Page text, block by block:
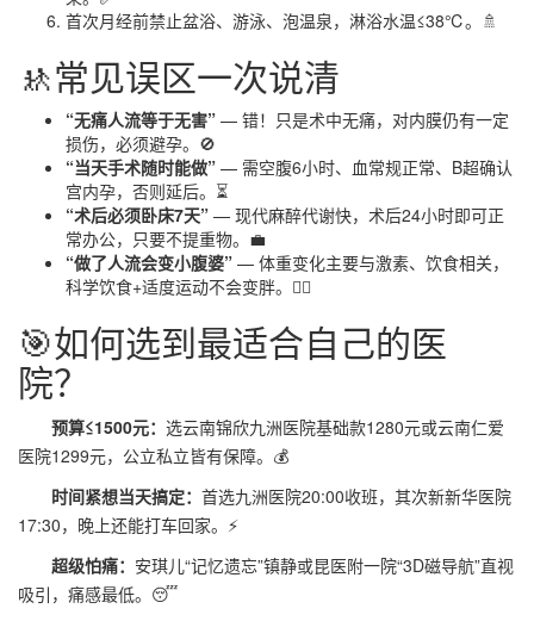
首次月经前禁止盆浴、游泳、泡温泉，淋浴水温≤38℃。🚿
🚸常见误区一次说清
“无痛人流等于无害” — 错！只是术中无痛，对内膜仍有一定
损伤，必须避孕。🚫
“当天手术随时能做” — 需空腹6小时、血常规正常、B超确认
宫内孕，否则延后。⏳
“术后必须卧床7天” — 现代麻醉代谢快，术后24小时即可正
常办公，只要不提重物。💼
“做了人流会变小腹婆” — 体重变化主要与激素、饮食相关，
科学饮食+适度运动不会变胖。🏃‍♀️
🎯如何选到最适合自己的医
院？
预算≤1500元： 选云南锦欣九洲医院基础款1280元或云南仁爱
医院1299元，公立私立皆有保障。💰
时间紧想当天搞定： 首选九洲医院20:00收班，其次新新华医院
17:30，晚上还能打车回家。⚡
超级怕痛： 安琪儿“记忆遗忘”镇静或昆医附一院“3D磁导航”直视
吸引，痛感最低。😴